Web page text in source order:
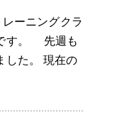
ーニングクラ
す。 先週も
した。 現在の